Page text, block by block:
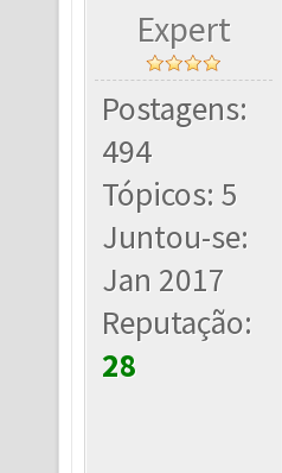
Expert
Postagens:
494
Tópicos: 5
Juntou-se:
Jan 2017
Reputação:
28